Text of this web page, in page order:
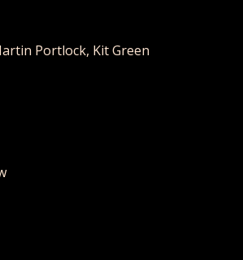
Portlock, Kit Green